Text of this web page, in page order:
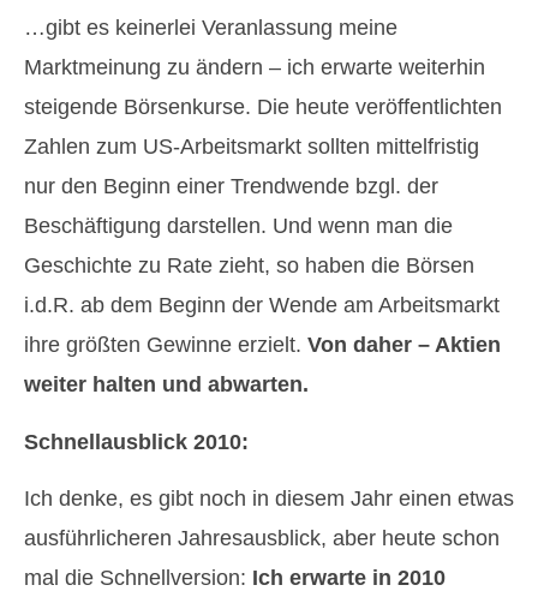
…gibt es keinerlei Veranlassung meine
Marktmeinung zu ändern – ich erwarte weiterhin
steigende Börsenkurse. Die heute veröffentlichten
Zahlen zum US-Arbeitsmarkt sollten mittelfristig
nur den Beginn einer Trendwende bzgl. der
Beschäftigung darstellen. Und wenn man die
Geschichte zu Rate zieht, so haben die Börsen
i.d.R. ab dem Beginn der Wende am Arbeitsmarkt
ihre größten Gewinne erzielt. Von daher – Aktien
weiter halten und abwarten.
Schnellausblick 2010:
Ich denke, es gibt noch in diesem Jahr einen etwas
ausführlicheren Jahresausblick, aber heute schon
mal die Schnellversion: Ich erwarte in 2010